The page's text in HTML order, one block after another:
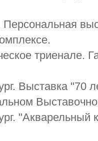
триенале.
Выставка "70
"Акварельный